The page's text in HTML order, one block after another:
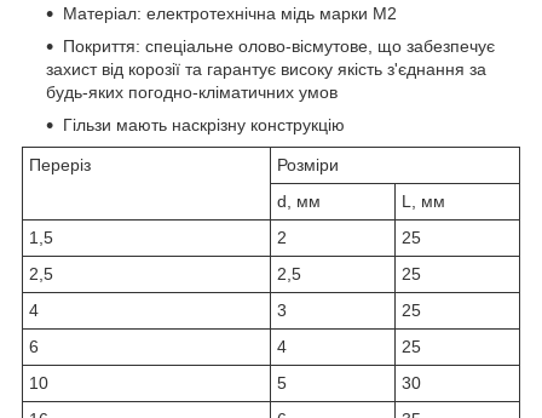
Матеріал: електротехнічна мідь марки М2
Покриття: спеціальне олово-вісмутове, що забезпечує
захист від корозії та гарантує високу якість з'єднання за
будь-яких погодно-кліматичних умов
Гільзи мають наскрізну конструкцію
Переріз
Розміри
d, мм
L, мм
1,5
2
25
2,5
2,5
25
4
3
25
6
4
25
10
5
30